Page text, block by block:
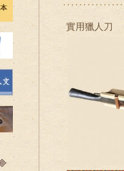
實用獵人刀